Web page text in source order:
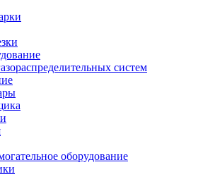
систем
оборудование